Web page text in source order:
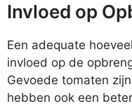
Invloed op
Een adequate
invloed op de
Gevoede tomaten
hebben ook een